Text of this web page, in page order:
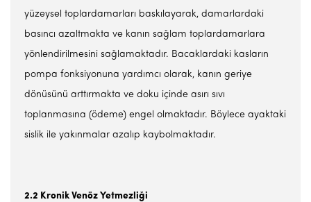
yüzeysel toplardamarları baskılayarak, damarlardaki
basıncı azaltmakta ve kanın sağlam toplardamarlara
yönlendirilmesini sağlamaktadır. Bacaklardaki kasların
pompa fonksiyonuna yardımcı olarak, kanın geriye
dönüsünü arttırmakta ve doku içinde asırı sıvı
toplanmasına (ödeme) engel olmaktadır. Böylece ayaktaki
sislik ile yakınmalar azalıp kaybolmaktadır.
2.2 Kronik Venöz Yetmezliği